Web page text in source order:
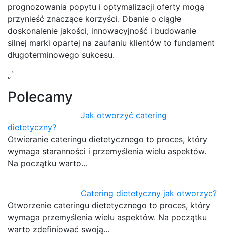
prognozowania popytu i optymalizacji oferty mogą
przynieść znaczące korzyści. Dbanie o ciągłe
doskonalenie jakości, innowacyjność i budowanie
silnej marki opartej na zaufaniu klientów to fundament
długoterminowego sukcesu.
„`
Polecamy
Jak otworzyć catering
dietetyczny?
Otwieranie cateringu dietetycznego to proces, który
wymaga staranności i przemyślenia wielu aspektów.
Na początku warto…
Catering dietetyczny jak otworzyc?
Otworzenie cateringu dietetycznego to proces, który
wymaga przemyślenia wielu aspektów. Na początku
warto zdefiniować swoją…